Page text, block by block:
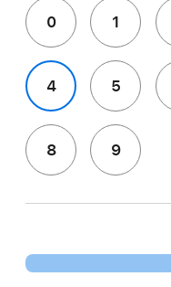
0 1
4 5
8 9